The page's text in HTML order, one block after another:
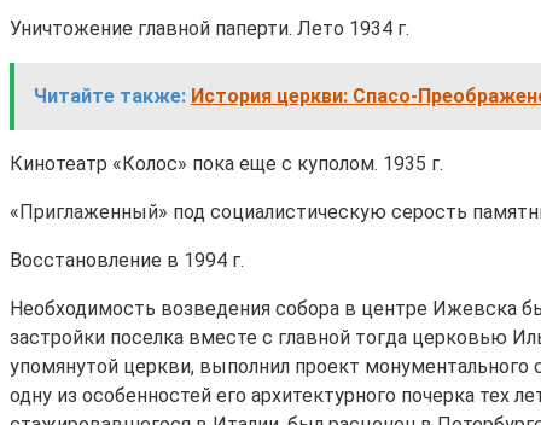
Уничтожение главной паперти. Лето 1934 г.
Читайте также: История церкви: Спасо-
Кинотеатр «Колос» пока еще с куполом. 1935 г.
«Приглаженный» под социалистическую серость
Восстановление в 1994 г.
Необходимость возведения собора в центре Ижевска
застройки поселка вместе с главной тогда церковью
упомянутой церкви, выполнил проект
одну из особенностей его архитектурного почерка